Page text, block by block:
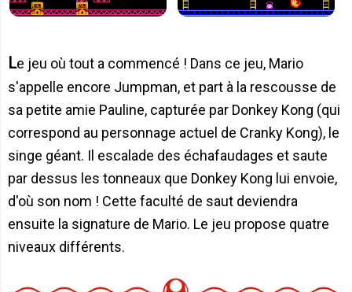
Le jeu où tout a commencé ! Dans ce jeu, Mario
s'appelle encore Jumpman, et part à la rescousse de
sa petite amie Pauline, capturée par Donkey Kong (qui
correspond au personnage actuel de Cranky Kong), le
singe géant. Il escalade des échafaudages et saute
par dessus les tonneaux que Donkey Kong lui envoie,
d'où son nom ! Cette faculté de saut deviendra
ensuite la signature de Mario. Le jeu propose quatre
niveaux différents.